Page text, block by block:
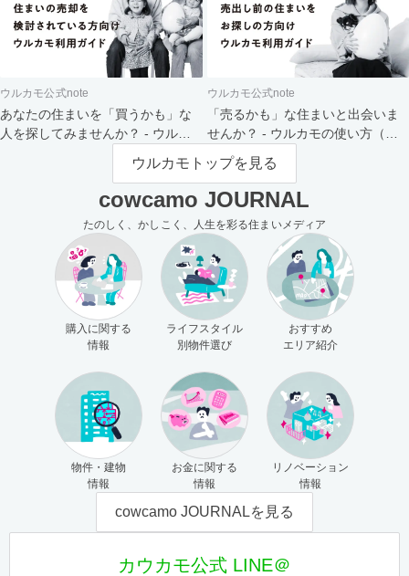
ウルカモ公式note
あなたの住まいを「買うかも」な
人を探してみませんか？ - ウルカ
ウルカモ公式note
「売るかも」な住まいと出会いま
せんか？ - ウルカモの使い方（買
主さま向け）
ウルカモトップを見る
cowcamo JOURNAL
たのしく、かしこく、人生を彩る住まいメディア
購入に関する
情報
ライフスタイル
別物件選び
おすすめ
エリア紹介
物件・建物
情報
お金に関する
情報
リノベーション
情報
cowcamo JOURNALを見る
カウカモ公式 LINE＠